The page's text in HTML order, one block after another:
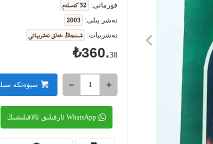
فورماتى: 32 كەسلەم
نەشر يىلى: 2003
نەشرىيات: شىنجاڭ خەلق نەشرىياتى
₺360.38
سېۋەتكە
WhatsApp ئارقىلىق ئالاقىلىشىڭ